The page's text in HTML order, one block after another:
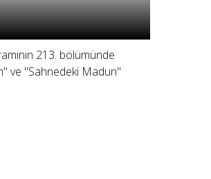
213. bölümünde
ve "Sahnedeki Madun"